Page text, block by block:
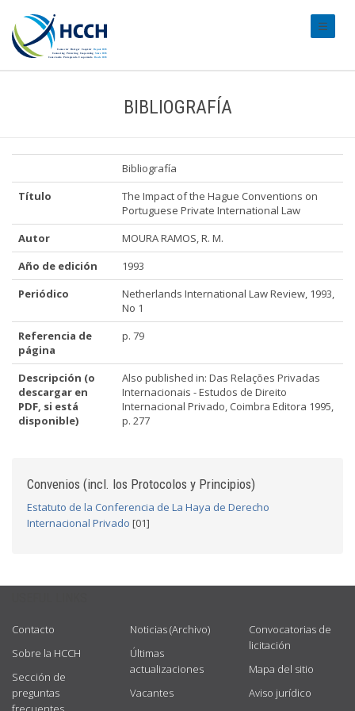
BIBLIOGRAFÍA
Bibliografía
Título
The Impact of the Hague Conventions on
Portuguese Private International Law
Autor
MOURA RAMOS, R. M.
Año de edición
1993
Periódico
Netherlands International Law Review, 1993,
No 1
Referencia de
página
p. 79
Descripción (o
descargar en
PDF, si está
disponible)
Also published in: Das Relações Privadas
Internacionais - Estudos de Direito
Internacional Privado, Coimbra Editora 1995,
p. 277
Convenios (incl. los Protocolos y Principios)
Estatuto de la Conferencia de La Haya de Derecho
Internacional Privado [01]
Contacto
Sobre la HCCH
Sección de
preguntas
Noticias (Archivo)
Últimas
actualizaciones
Vacantes
Convocatorias de
licitación
Mapa del sitio
Aviso jurídico